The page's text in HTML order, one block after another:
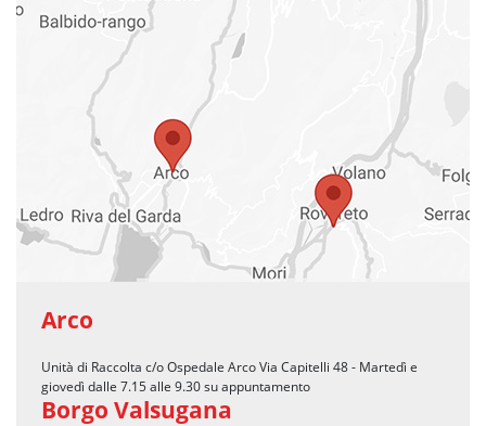
Arco
Unità di Raccolta c/o Ospedale Arco Via Capitelli 48 - Martedì e
giovedì dalle 7.15 alle 9.30 su appuntamento
Borgo Valsugana